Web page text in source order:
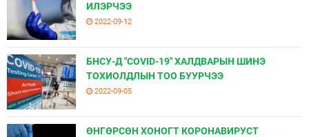
ИЛЭРЧЭЭ
2022-09-12
БНСУ-Д "COVID-19" ХАЛДВАРЫН ШИНЭ
ТОХИОЛДЛЫН ТОО БУУРЧЭЭ
2022-09-05
ӨНГӨРСӨН ХОНОГТ КОРОНАВИРУСТ